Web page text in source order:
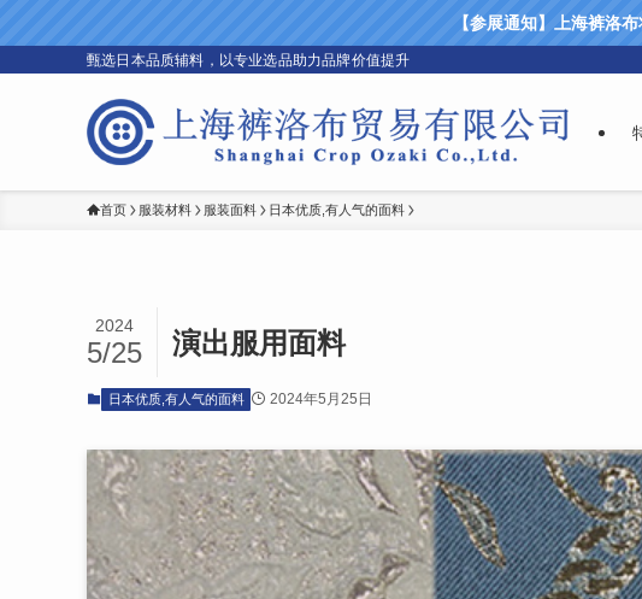
【参展通知】上海裤洛
甄选日本品质辅料，以专业选品助力品牌价值提升
首页 服装材料 服装面料 日本优质,有人气的面料
演出服用面料
2024
5/25
日本优质,有人气的面料 2024年5月25日